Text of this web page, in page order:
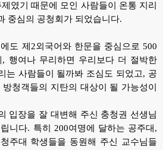
였기 때문에
모인 사람들이 온통 지리
중심의 공청회가 되었습니다.
도 제2외국어와 한문을 중심으로 500
, 행여나 무리하면 우리보다 더 절박한
는 사람들이 될까봐 조심도 되었고, 공
청객들의 지탄의 대상이 될 가능성이
입장을 잘 대변해 주신 충청권 선생님
니다. 특히 200여명에 달하는 공주대,
주대 학생들을 동원해 주신 교수님들